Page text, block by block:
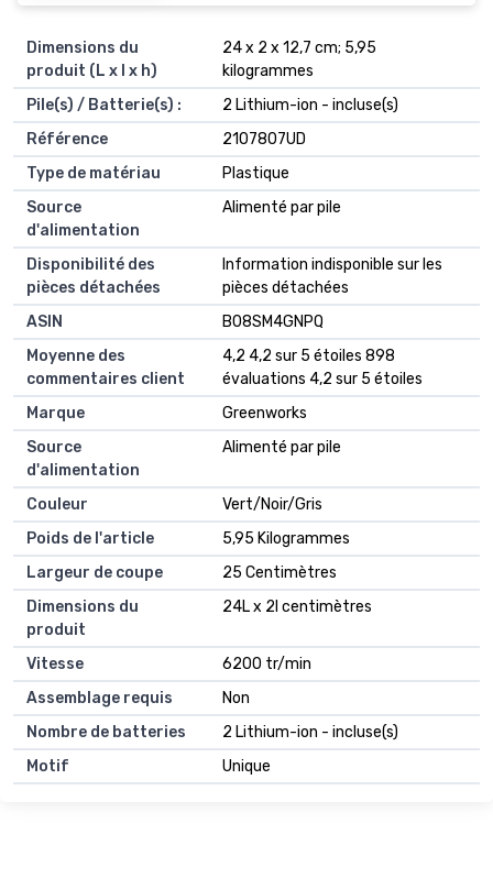
Dimensions du
produit (L x l x h)
‎24 x 2 x 12,7 cm; 5,95
kilogrammes
Pile(s) / Batterie(s) :
‎2 Lithium-ion - incluse(s)
Référence
‎2107807UD
Type de matériau
‎Plastique
Source
d'alimentation
‎Alimenté par pile
Disponibilité des
pièces détachées
‎Information indisponible sur les
pièces détachées
ASIN
B08SM4GNPQ
Moyenne des
commentaires client
4,2 4,2 sur 5 étoiles 898
évaluations 4,2 sur 5 étoiles
Marque
Greenworks
Source
d'alimentation
Alimenté par pile
Couleur
Vert/Noir/Gris
Poids de l'article
5,95 Kilogrammes
Largeur de coupe
25 Centimètres
Dimensions du
produit
24L x 2l centimètres
Vitesse
6200 tr/min
Assemblage requis
Non
Nombre de batteries
2 Lithium-ion - incluse(s)
Motif
Unique